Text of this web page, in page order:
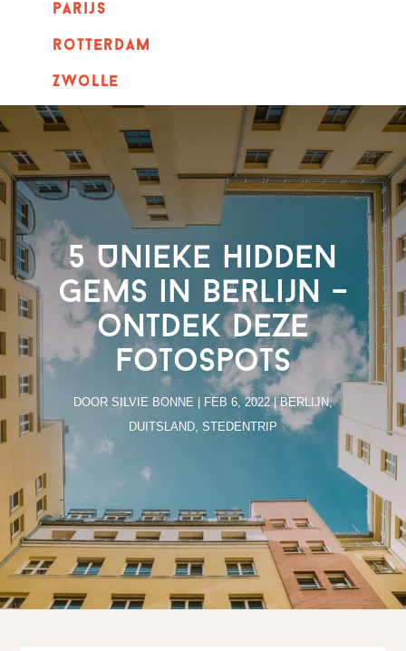
parijs
rotterdam
Zwolle
5 Unieke hidden
gems in Berlijn –
ontdek deze
fotospots
DOOR SILVIE BONNE FEB 6, 2022|BERLIJN,
DUITSLAND STEDENTRIP